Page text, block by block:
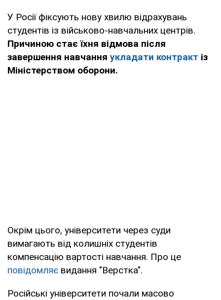
У Росії фіксують нову хвилю відрахувань
студентів із військово-навчальних центрів.
Причиною стає їхня відмова після
завершення навчання укладати контракт із
Міністерством оборони.
Окрім цього, університети через суди
вимагають від колишніх студентів
компенсацію вартості навчання. Про це
повідомляє видання "Верстка".
Російські університети почали масово